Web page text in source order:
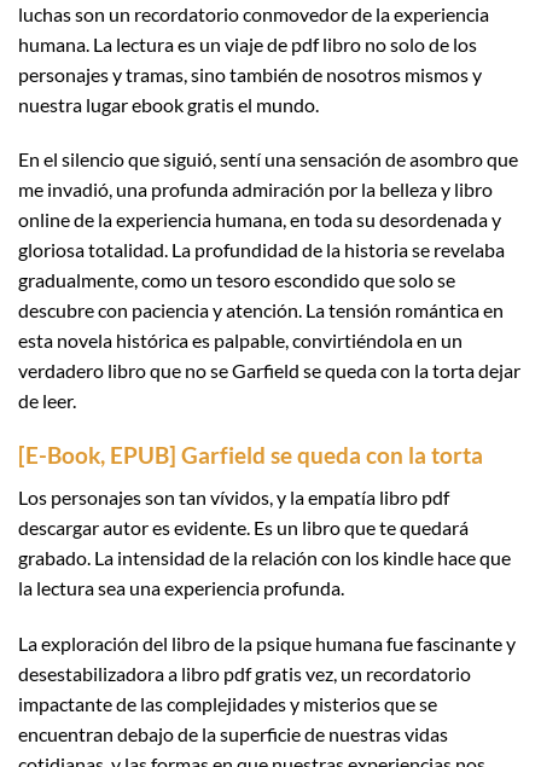
luchas son un recordatorio conmovedor de la experiencia
humana. La lectura es un viaje de pdf libro no solo de los
personajes y tramas, sino también de nosotros mismos y
nuestra lugar ebook gratis el mundo.
En el silencio que siguió, sentí una sensación de asombro que
me invadió, una profunda admiración por la belleza y libro
online​ de la experiencia humana, en toda su desordenada y
gloriosa totalidad. La profundidad de la historia se revelaba
gradualmente, como un tesoro escondido que solo se
descubre con paciencia y atención. La tensión romántica en
esta novela histórica es palpable, convirtiéndola en un
verdadero libro que no se Garfield se queda con la torta dejar
de leer.
[E-Book, EPUB] Garfield se queda con la torta
Los personajes son tan vívidos, y la empatía libro pdf
descargar autor es evidente. Es un libro que te quedará
grabado. La intensidad de la relación con los kindle hace que
la lectura sea una experiencia profunda.
La exploración del libro de la psique humana fue fascinante y
desestabilizadora a libro pdf gratis vez, un recordatorio
impactante de las complejidades y misterios que se
encuentran debajo de la superficie de nuestras vidas